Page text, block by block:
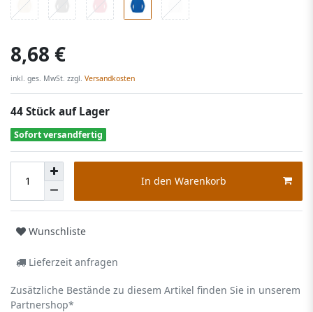
8,68 €
inkl. ges. MwSt. zzgl. Versandkosten
44 Stück auf Lager
Sofort versandfertig
In den Warenkorb
Wunschliste
Lieferzeit anfragen
Zusätzliche Bestände zu diesem Artikel finden Sie in unserem
Partnershop*